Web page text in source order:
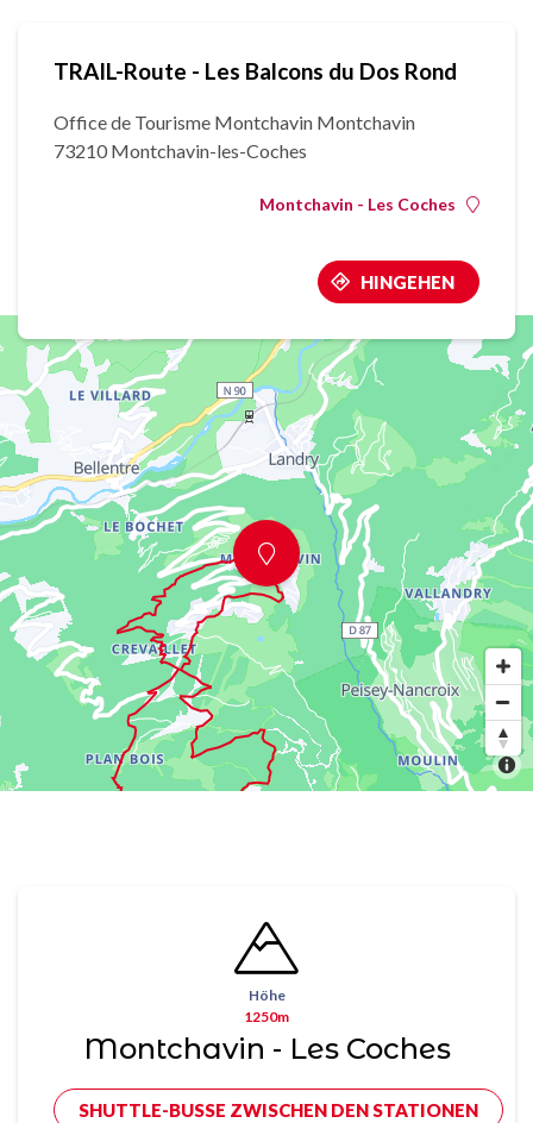
TRAIL-Route - Les Balcons du Dos Rond
Office de Tourisme Montchavin Montchavin
73210 Montchavin-les-Coches
Montchavin - Les Coches
HINGEHEN
Höhe
1250m
Montchavin - Les Coches
SHUTTLE-BUSSE ZWISCHEN DEN STATIONEN